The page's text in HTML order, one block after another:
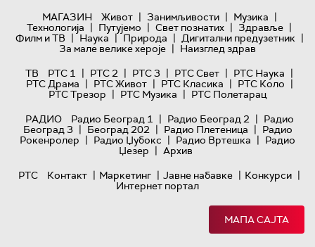
МАГАЗИН
Живот | Занимљивости | Музика |
Технологијa | Путујемо | Свет познатих | Здравље |
Филм и ТВ | Наука | Природа | Дигитални предузетник |
За мале велике хероје | Наизглед здрав
ТВ
РТС 1 | РТС 2 | РТС 3 | РТС Свет | РТС Наука |
РТС Драма | РТС Живот | РТС Класика | РТС Коло |
РТС Трезор | РТС Музика | РТС Полетарац
РАДИО
Радио Београд 1 | Радио Београд 2 | Радио
Београд 3 | Београд 202 | Радио Плетеница | Радио
Рокенролер | Радио Џубокс | Радио Вртешка | Радио
Џезер | Архив
РТС
Контакт | Маркетинг | Јавне набавке | Конкурси |
Интернет портал
МАПА САЈТА